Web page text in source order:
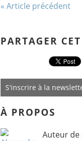
« Article précédent
PARTAGER
S'inscrire à la
À PROPOS
Auteur de